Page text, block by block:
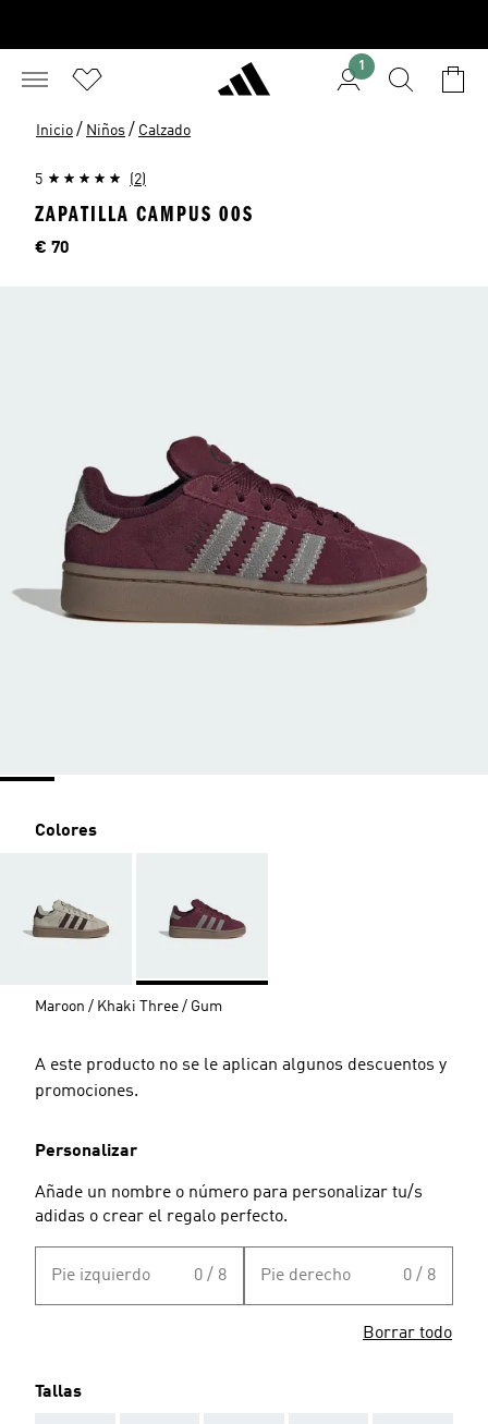
1
Inicio / Niños / Calzado
5 (2)
ZAPATILLA CAMPUS 00S
Precio
€ 70
Colores
Maroon / Khaki Three / Gum
A este producto no se le aplican algunos descuentos y
promociones.
Personalizar
Añade un nombre o número para personalizar tu/s
adidas o crear el regalo perfecto.
Pie izquierdo 0 / 8 Pie derecho 0 / 8
Borrar todo
Tallas